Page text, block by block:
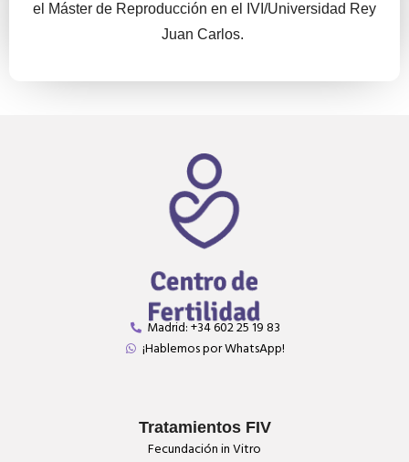
el Máster de Reproducción en el IVI/Universidad Rey
Juan Carlos.
Madrid: +34 602 25 19 83
¡Hablemos por WhatsApp!
Tratamientos FIV
Fecundación in Vitro